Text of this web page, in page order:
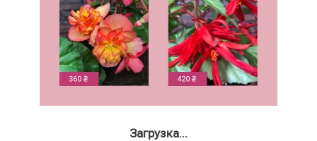
Загрузка...